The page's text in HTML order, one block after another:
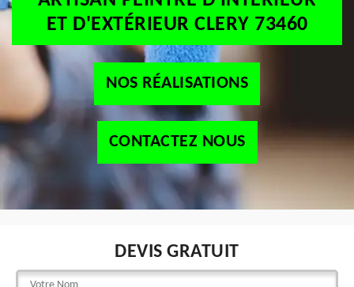
ET D'EXTÉRIEUR CLERY 73460
NOS RÉALISATIONS
CONTACTEZ NOUS
DEVIS GRATUIT